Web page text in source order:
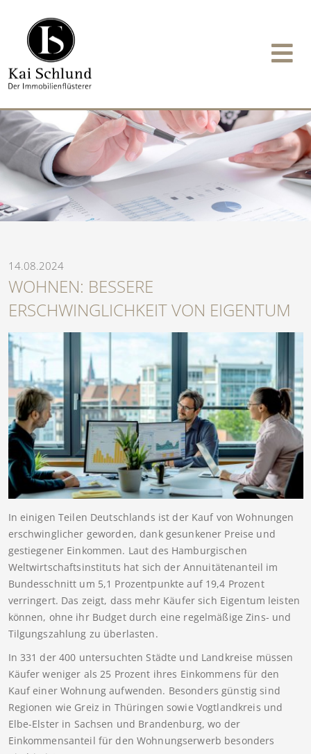
14.08.2024
WOHNEN: BESSERE
ERSCHWINGLICHKEIT VON EIGENTUM
In einigen Teilen Deutschlands ist der Kauf von Wohnungen
erschwinglicher geworden, dank gesunkener Preise und
gestiegener Einkommen. Laut des Hamburgischen
Weltwirtschaftsinstituts hat sich der Annuitätenanteil im
Bundesschnitt um 5,1 Prozentpunkte auf 19,4 Prozent
verringert. Das zeigt, dass mehr Käufer sich Eigentum leisten
können, ohne ihr Budget durch eine regelmäßige Zins- und
Tilgungszahlung zu überlasten.
In 331 der 400 untersuchten Städte und Landkreise müssen
Käufer weniger als 25 Prozent ihres Einkommens für den
Kauf einer Wohnung aufwenden. Besonders günstig sind
Regionen wie Greiz in Thüringen sowie Vogtlandkreis und
Elbe-Elster in Sachsen und Brandenburg, wo der
Einkommensanteil für den Wohnungserwerb besonders